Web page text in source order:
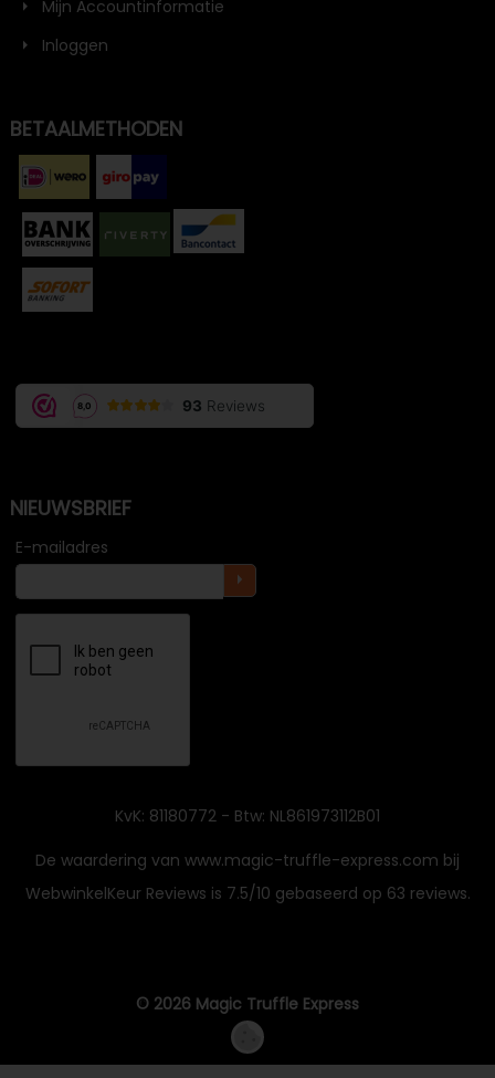
Mijn Accountinformatie
Inloggen
BETAALMETHODEN
NIEUWSBRIEF
E-mailadres
KvK: 81180772 - Btw: NL861973112B01
De waardering van www.magic-truffle-express.com bij
WebwinkelKeur Reviews is 7.5/10 gebaseerd op 63 reviews.
© 2026 Magic Truffle Express